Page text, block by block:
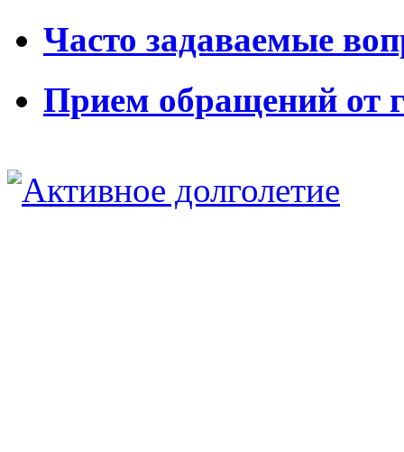
Часто задаваемые
Прием обращений от